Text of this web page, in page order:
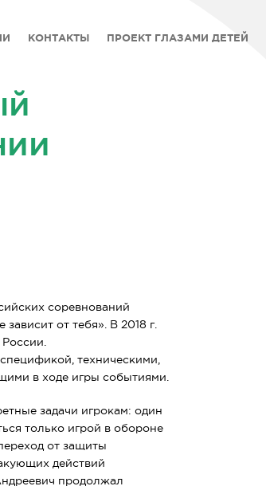
КОНТАКТЫ ПРОЕКТ ГЛАЗАМИ ДЕТЕЙ
соревнований
от тебя». В 2018 г.
техническими,
в ходе игры событиями.
задачи игрокам: один
только игрой в обороне
от защиты
действий
продолжал